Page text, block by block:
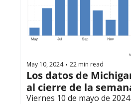
May 10, 2024 • 22 min read
Los datos de
al cierre de la
Viernes 10 de mayo de 2024